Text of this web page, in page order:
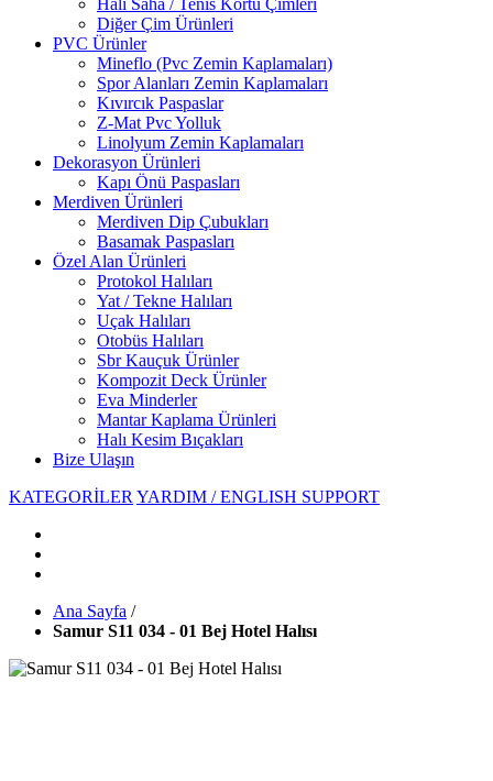
Halı Saha / Tenis Kortu Çimleri
Diğer Çim Ürünleri
PVC Ürünler
Mineflo (Pvc Zemin Kaplamaları)
Spor Alanları Zemin Kaplamaları
Kıvırcık Paspaslar
Z-Mat Pvc Yolluk
Linolyum Zemin Kaplamaları
Dekorasyon Ürünleri
Kapı Önü Paspasları
Merdiven Ürünleri
Merdiven Dip Çubukları
Basamak Paspasları
Özel Alan Ürünleri
Protokol Halıları
Yat / Tekne Halıları
Uçak Halıları
Otobüs Halıları
Sbr Kauçuk Ürünler
Kompozit Deck Ürünler
Eva Minderler
Mantar Kaplama Ürünleri
Halı Kesim Bıçakları
Bize Ulaşın
KATEGORİLER YARDIM / ENGLISH SUPPORT
Ana Sayfa /
Samur S11 034 - 01 Bej Hotel Halısı